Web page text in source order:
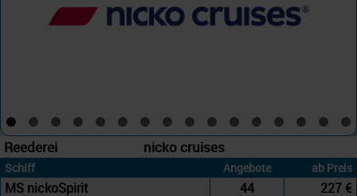
Reederei nicko cruises
Schiff Angebote ab Preis
MS nickoSpirit 44 227 €